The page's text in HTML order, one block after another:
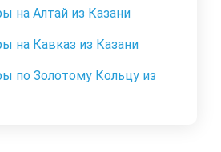
на Алтай из Казани
на Кавказ из Казани
по Золотому Кольцу из